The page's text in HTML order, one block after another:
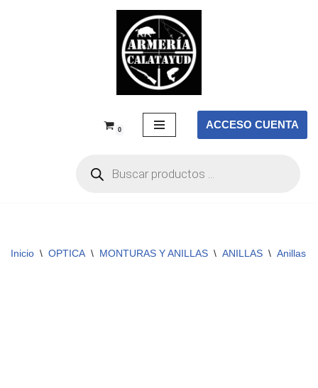
0 ACCESO CUENTA
Inicio \ OPTICA \ MONTURAS Y ANILLAS \ ANILLAS \ Anillas